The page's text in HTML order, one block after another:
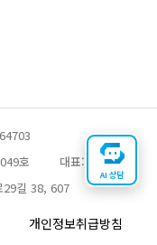
호
대표:채찬
29길 38, 607
개인정보취급방침
AI 상담